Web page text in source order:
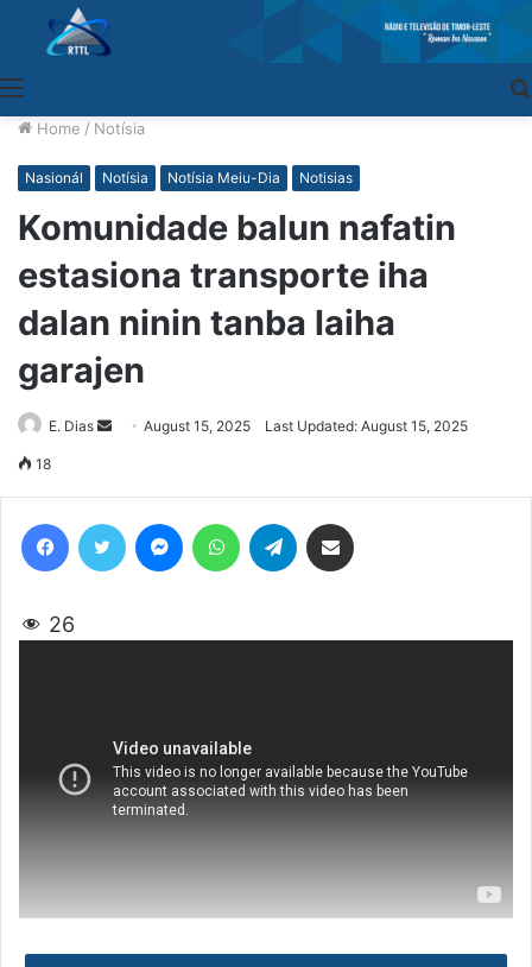
Home / Notísia
Nasionál Notísia Notísia Meiu-Dia Notisias
Komunidade balun nafatin
estasiona transporte iha
dalan ninin tanba laiha
garajen
E. Dias
SendAugust 15, 2025 Last Updated: August 15, 2025
18
26